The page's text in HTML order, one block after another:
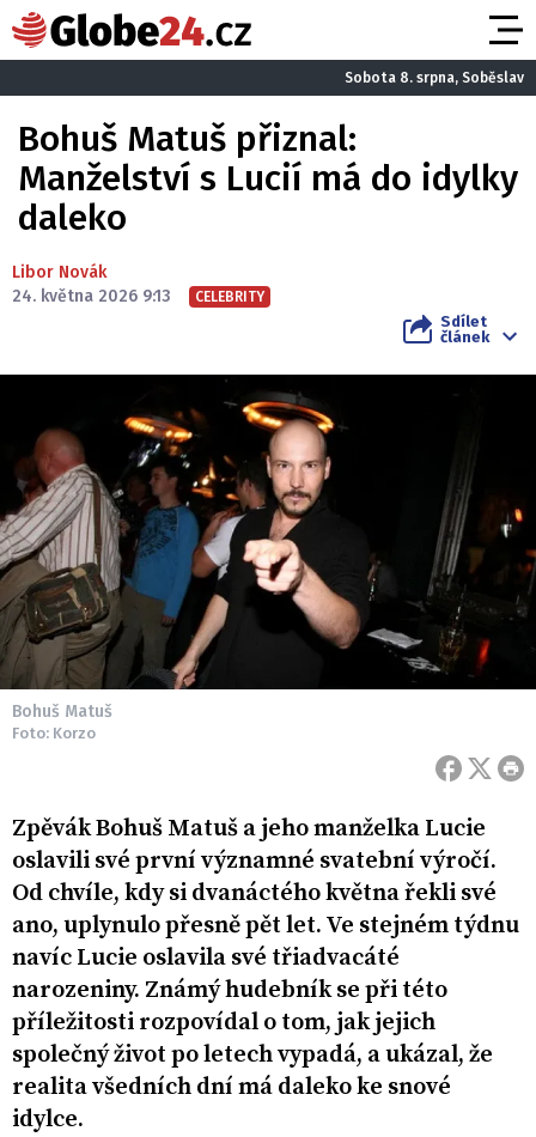
Sobota 8. srpna, Soběslav
Bohuš Matuš přiznal:
Manželství s Lucií má do idylky
daleko
Libor Novák
24. května 2026 9:13
CELEBRITY
Sdílet
článek
Bohuš Matuš
Foto: Korzo
Zpěvák Bohuš Matuš a jeho manželka Lucie
oslavili své první významné svatební výročí.
Od chvíle, kdy si dvanáctého května řekli své
ano, uplynulo přesně pět let. Ve stejném týdnu
navíc Lucie oslavila své třiadvacáté
narozeniny. Známý hudebník se při této
příležitosti rozpovídal o tom, jak jejich
společný život po letech vypadá, a ukázal, že
realita všedních dní má daleko ke snové
idylce.